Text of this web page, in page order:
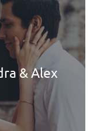
& Alex